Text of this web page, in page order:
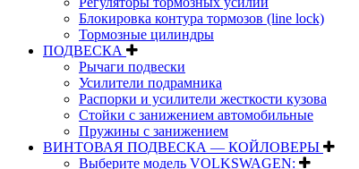
Блокировка контура тормозов (line lock)
Тормозные цилиндры
ПОДВЕСКА
Рычаги подвески
Усилители подрамника
Распорки и усилители жесткости кузова
Стойки с занижением автомобильные
Пружины с занижением
ВИНТОВАЯ ПОДВЕСКА — КОЙЛОВЕРЫ
Выберите модель VOLKSWAGEN: